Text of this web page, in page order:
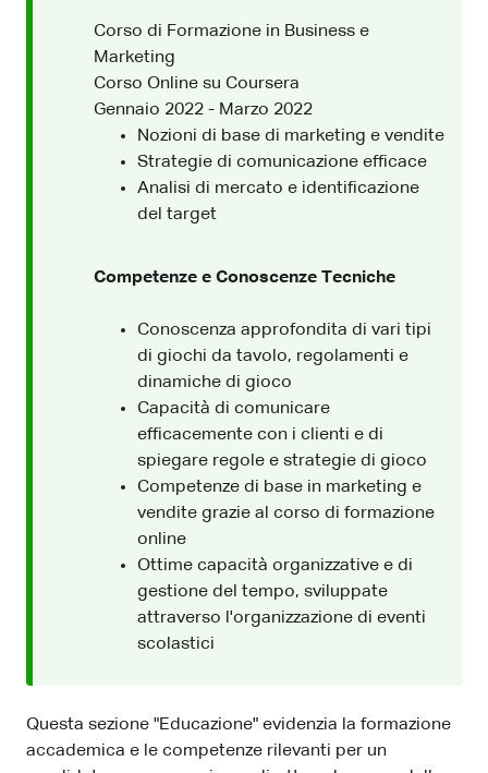
Corso di Formazione in Business e
Marketing
Corso Online su Coursera
Gennaio 2022 - Marzo 2022
Nozioni di base di marketing e vendite
Strategie di comunicazione efficace
Analisi di mercato e identificazione
del target
Competenze e Conoscenze Tecniche
Conoscenza approfondita di vari tipi
di giochi da tavolo, regolamenti e
dinamiche di gioco
Capacità di comunicare
efficacemente con i clienti e di
spiegare regole e strategie di gioco
Competenze di base in marketing e
vendite grazie al corso di formazione
online
Ottime capacità organizzative e di
gestione del tempo, sviluppate
attraverso l'organizzazione di eventi
scolastici
Questa sezione "Educazione" evidenzia la formazione
accademica e le competenze rilevanti per un